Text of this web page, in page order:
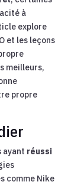
à
explore
et les leçons
meilleurs,
propre
ayant réussi
comme Nike